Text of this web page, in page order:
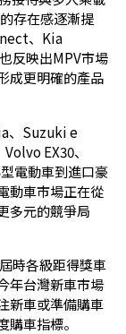
存在感逐漸提
、Kia
反映出MPV市場
成更明確的產品
、Suzuki e
EX30、
電動車到進口豪
動車市場正在從
多元的競爭局
時各級距得獎車
年台灣新車市場
新車或準備購車
車指標。